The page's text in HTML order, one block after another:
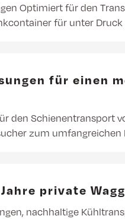
Optimiert für den
für unter Druck
für einen
den Schienentransport
zum umfangreichen
private
nachhaltige